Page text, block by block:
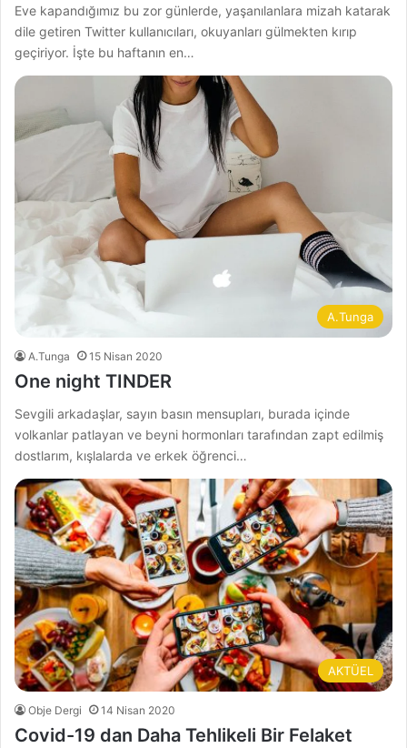
Eve kapandığımız bu zor günlerde, yaşanılanlara mizah katarak
dile getiren Twitter kullanıcıları, okuyanları gülmekten kırıp
geçiriyor. İşte bu haftanın en…
A.Tunga
A.Tunga 15 Nisan 2020
One night TINDER
Sevgili arkadaşlar, sayın basın mensupları, burada içinde
volkanlar patlayan ve beyni hormonları tarafından zapt edilmiş
dostlarım, kışlalarda ve erkek öğrenci…
AKTÜEL
Obje Dergi 14 Nisan 2020
Covid-19 dan Daha Tehlikeli Bir Felaket